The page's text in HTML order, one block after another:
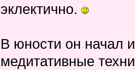
эклектично.
В юности он начал
медитативные